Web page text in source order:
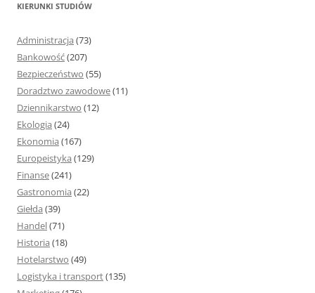
KIERUNKI STUDIÓW
Administracja (73)
Bankowość(207)
Bezpieczeństwo (55)
Doradztwo zawodowe(11)
Dziennikarstwo (12)
Ekologia (24)
Ekonomia (167)
Europeistyka (129)
Finanse(241)
Gastronomia (22)
Giełda (39)
Handel(71)
Historia (18)
Hotelarstwo (49)
Logistyka i transport(135)